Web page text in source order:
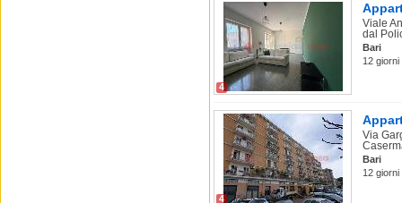
4
Viale
dal
Bari
12
4
Via
Bari
12